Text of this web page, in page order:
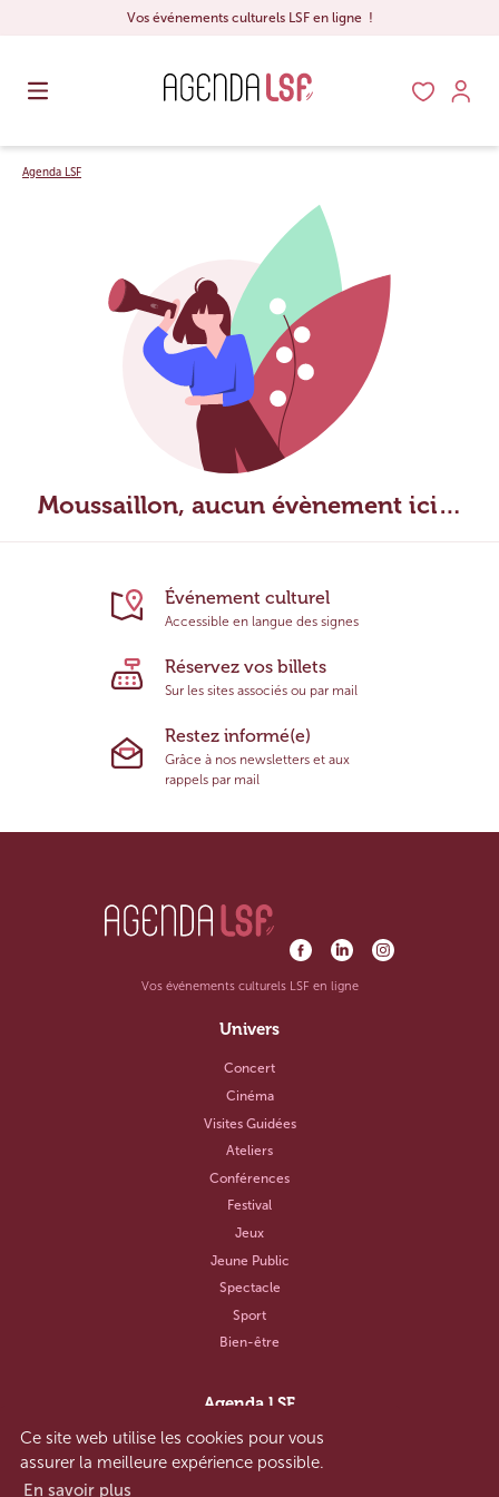
Ce site web utilise les cookies pour vous
assurer la meilleure expérience possible.
En savoir plus
Vos événements culturels LSF en ligne !
Agenda LSF
Moussaillon, aucun évènement ici…
Événement culturel
Accessible en langue des signes
Réservez vos billets
Sur les sites associés ou par mail
Restez informé(e)
Grâce à nos newsletters et aux
rappels par mail
Vos événements culturels LSF en ligne
Univers
Concert
Cinéma
Visites Guidées
Ateliers
Conférences
Festival
Jeux
Jeune Public
Spectacle
Sport
Bien-être
Agenda LSF
Notre concept
Aide et contact